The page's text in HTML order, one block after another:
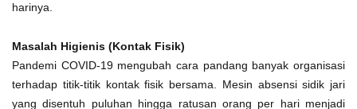
harinya.
Masalah Higienis (Kontak Fisik)
Pandemi COVID-19 mengubah cara pandang banyak organisasi
terhadap titik-titik kontak fisik bersama. Mesin absensi sidik jari
yang disentuh puluhan hingga ratusan orang per hari menjadi